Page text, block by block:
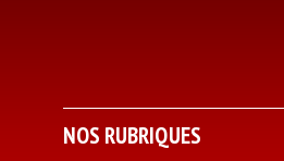
NOS RUBRIQUES